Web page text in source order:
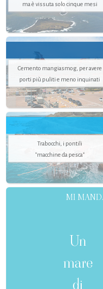
ma è vissuta solo cinque mesi
Cemento mangiasmog, per avere
porti più puliti e meno inquinati
Trabocchi, i pontili
"macchine da pesca"
MI
Un
mare
di